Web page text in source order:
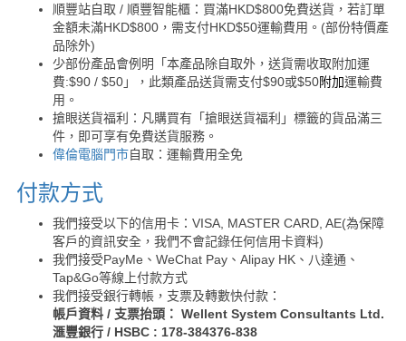
順豐站自取 / 順豐智能櫃：買滿HKD$800免費送貨，若訂單
金額未滿HKD$800，需支付HKD$50運輸費用。(部份特價產
品除外)
少部份產品會例明「本產品除自取外，送貨需收取附加運
費:$90 / $50」，此類產品送貨需支付$90或$50附加運輸費
用。
搶眼送貨福利：凡購買有「搶眼送貨福利」標籤的貨品滿三
件，即可享有免費送貨服務。
偉倫電腦門市自取：運輸費用全免
付款方式
我們接受以下的信用卡：VISA, MASTER CARD, AE(為保障
客戶的資訊安全，我們不會記錄任何信用卡資料)
我們接受PayMe、WeChat Pay、Alipay HK、八達通、
Tap&Go等線上付款方式
我們接受銀行轉帳，支票及轉數快付款：
帳戶資料 / 支票抬頭： Wellent System Consultants Ltd.
滙豐銀行 / HSBC : 178-384376-838